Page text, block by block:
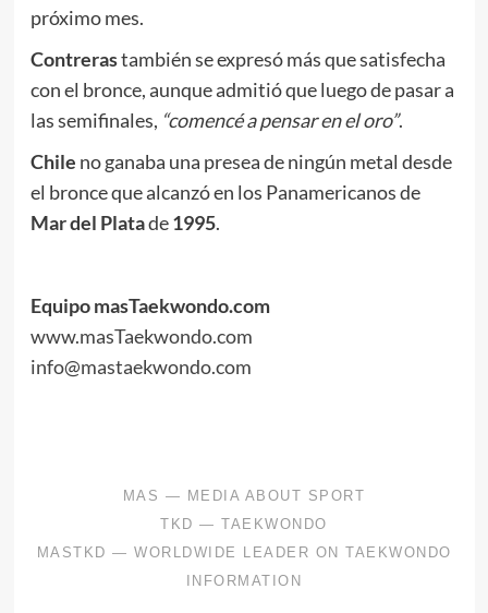
próximo mes.
Contrerastambién se expresó más que satisfecha
con el bronce, aunque admitió que luego de pasar a
las semifinales, “comencé a pensar en el oro”.
Chile no ganaba una presea de ningún metal desde
el bronce que alcanzó en los Panamericanos de
Mar del Platade1995.
Equipo masTaekwondo.com
www.masTaekwondo.com
info@mastaekwondo.com